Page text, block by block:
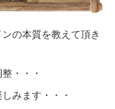
の本質を教えて頂き
・・・
みます・・・